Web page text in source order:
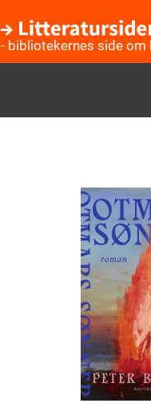
- bibliotekernes side